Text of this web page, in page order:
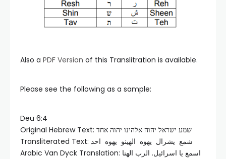
Also a PDF Version of this Translitration is available.
Please see the following as a sample:
Deu 6:4
Original Hebrew Text: שמע ישראל יהוה אלהינו יהוה אחד
Transliterated Text: شمع يشرال يهوه الهينو يهوه احد
Arabic Van Dyck Translation: اسمع يا اسرائيل. الرب الهنا